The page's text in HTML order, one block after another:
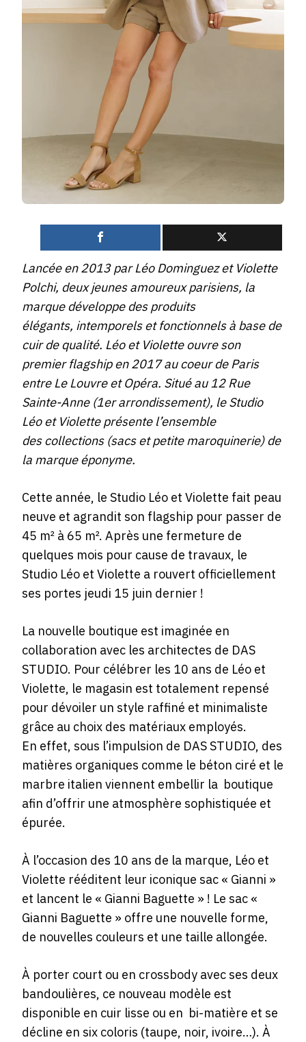
Lancée en 2013 par Léo Dominguez et Violette
Polchi, deux jeunes amoureux parisiens, la
marque développe des produits
élégants, intemporels et fonctionnels à base de
cuir de qualité. Léo et Violette ouvre son
premier flagship en 2017 au coeur de Paris
entre Le Louvre et Opéra. Situé au 12 Rue
Sainte-Anne (1er arrondissement), le Studio
Léo et Violette présente l’ensemble
des collections (sacs et petite maroquinerie) de
la marque éponyme.
Cette année, le Studio Léo et Violette fait peau
neuve et agrandit son flagship pour passer de
45 m² à 65 m². Après une fermeture de
quelques mois pour cause de travaux, le
Studio Léo et Violette a rouvert officiellement
ses portes jeudi 15 juin dernier !
La nouvelle boutique est imaginée en
collaboration avec les architectes de DAS
STUDIO. Pour célébrer les 10 ans de Léo et
Violette, le magasin est totalement repensé
pour dévoiler un style raffiné et minimaliste
grâce au choix des matériaux employés.
En effet, sous l’impulsion de DAS STUDIO, des
matières organiques comme le béton ciré et le
marbre italien viennent embellir la boutique
afin d’offrir une atmosphère sophistiquée et
épurée.
À l’occasion des 10 ans de la marque, Léo et
Violette rééditent leur iconique sac « Gianni »
et lancent le « Gianni Baguette » ! Le sac «
Gianni Baguette » offre une nouvelle forme,
de nouvelles couleurs et une taille allongée.
À porter court ou en crossbody avec ses deux
bandoulières, ce nouveau modèle est
disponible en cuir lisse ou en bi-matière et se
décline en six coloris (taupe, noir, ivoire…). À